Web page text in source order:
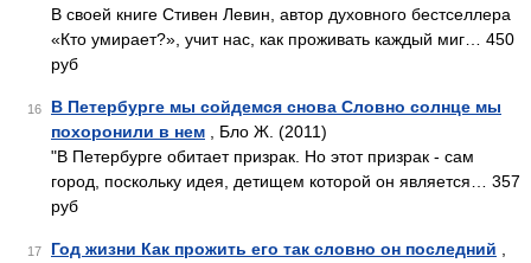
В своей книге Стивен Левин, автор духовного бестселлера
«Кто умирает?», учит нас, как проживать каждый миг… 450
руб
16
В Петербурге мы сойдемся снова Словно солнце мы
похоронили в нем , Бло Ж. (2011)
"В Петербурге обитает призрак. Но этот призрак - сам
город, поскольку идея, детищем которой он является… 357
руб
17 Год жизни Как прожить его так словно он последний